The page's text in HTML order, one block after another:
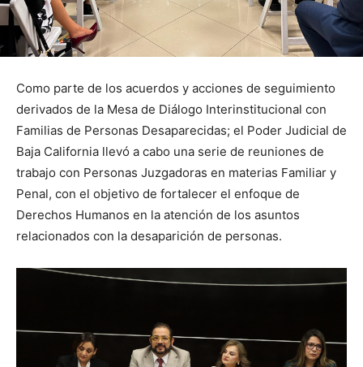
Como parte de los acuerdos y acciones de seguimiento
derivados de la Mesa de Diálogo Interinstitucional con
Familias de Personas Desaparecidas; el Poder Judicial de
Baja California llevó a cabo una serie de reuniones de
trabajo con Personas Juzgadoras en materias Familiar y
Penal, con el objetivo de fortalecer el enfoque de
Derechos Humanos en la atención de los asuntos
relacionados con la desaparición de personas.